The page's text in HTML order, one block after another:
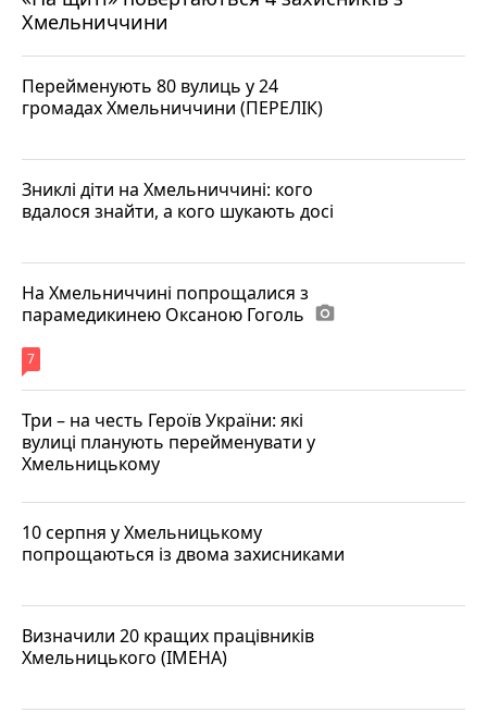
Хмельниччини
Перейменують 80 вулиць у 24
громадах Хмельниччини (ПЕРЕЛІК)
Зниклі діти на Хмельниччині: кого
вдалося знайти, а кого шукають досі
На Хмельниччині попрощалися з
парамедикинею Оксаною Гоголь photo_camera
7
Три – на честь Героїв України: які
вулиці планують перейменувати у
Хмельницькому
10 серпня у Хмельницькому
попрощаються із двома захисниками
Визначили 20 кращих працівників
Хмельницького (ІМЕНА)